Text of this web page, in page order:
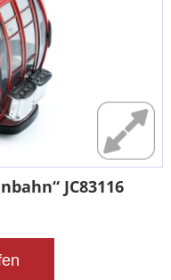
JC83116